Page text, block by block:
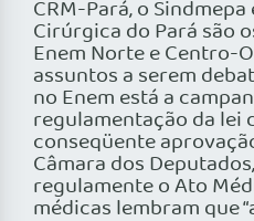
CRM-Pará, o
Cirúrgica do Pará são
Enem Norte e Centro-
assuntos a serem
no Enem está a
regulamentação da lei
conseqüente
Câmara dos
regulamente o Ato
médicas lembram que